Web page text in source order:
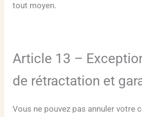
tout moyen.
Article 13 –
de rétractation et
Vous ne pouvez pas annuler votre